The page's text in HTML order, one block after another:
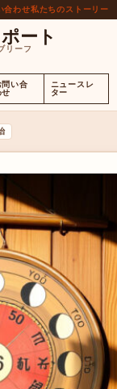
合わせ私たちのストーリー
ート
リーフ
問い合
せ
ニュースレ
ター